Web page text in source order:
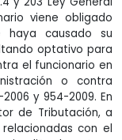
viene obligado
causado su
optativo para
el funcionario en
o contra
y 954-2009. En
de Tributación, a
con el